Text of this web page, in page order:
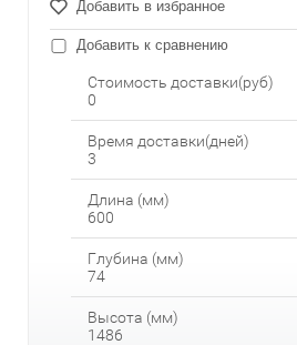
Добавить в избранное
Добавить к сравнению
Стоимость доставки(руб)
0
Время доставки(дней)
3
Длина (мм)
600
Глубина (мм)
74
Высота (мм)
1486